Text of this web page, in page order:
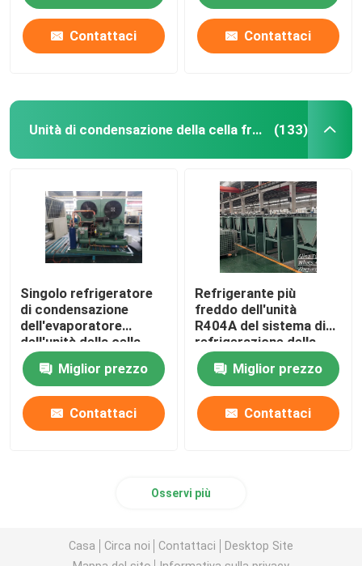
Contattaci Contattaci
Unità di condensazione della cella frigorifera (133)
Singolo refrigeratore
di condensazione
dell'evaporatore
dell'unità della cella
frigorifera di
temperatura di Kaideli
Miglior prezzo
Contattaci
Refrigerante più
freddo dell'unità
R404A del sistema di
refrigerazione della
cella frigorifera del CE
di KaideliMiglior prezzo
Contattaci
Osservi più
Casa Circa noi Contattaci
Desktop Site